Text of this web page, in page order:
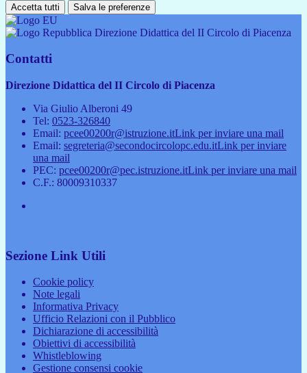
Accetta tutti Salva le preferenze
Direzione Didattica del II Circolo di Piacenza
Contatti
Direzione Didattica del II Circolo di Piacenza
Via Giulio Alberoni 49
Tel: 0523-326840
Email: pcee00200r@istruzione.itLink per inviare una mail
Email: segreteria@secondocircolopc.edu.itLink per inviare
una mail
PEC: pcee00200r@pec.istruzione.itLink per inviare una mail
C.F.: 80009310337
Sezione Link Utili
Cookie policy
Note legali
Informativa Privacy
Ufficio Relazioni con il Pubblico
Dichiarazione di accessibilità
Obiettivi di accessibilità
Whistleblowing
Gestione consensi cookie